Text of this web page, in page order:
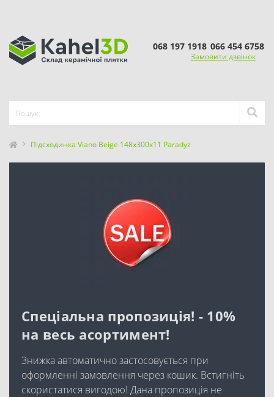
068 197 1918 066 454 6758
Замовити дзвінок
Підсходинка Viano Beige 148x300x11 Paradyz
Спеціальна пропозиція! - 10%
на весь асортимент!
Знижка автоматично застосовується при
оформленні замовлення через кошик. Встигніть
скористатися вигодою! Дана пропозиція не